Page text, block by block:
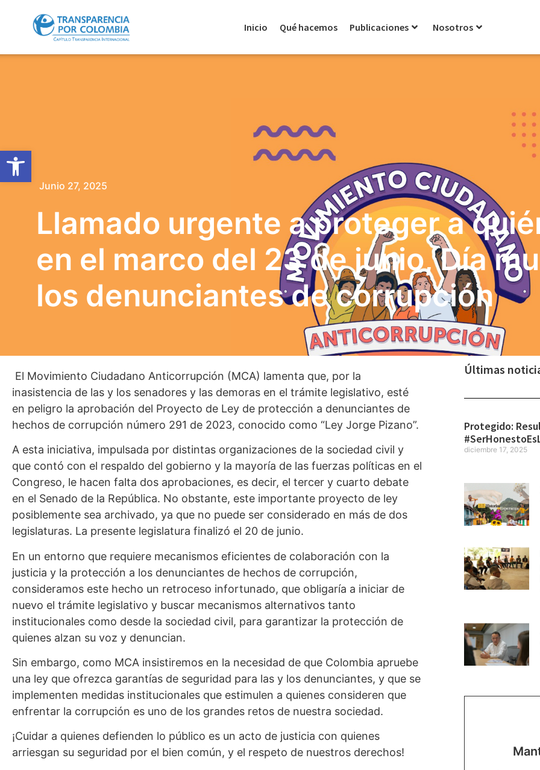
Abrir barra de herramientas
Inicio Qué hacemos Publicaciones Nosotros
Junio 27, 2025
Llamado urgente a proteger a
en el marco del 23 de junio, Día
los denunciantes de corrupción
El Movimiento Ciudadano Anticorrupción (MCA) lamenta que, por la
inasistencia de las y los senadores y las demoras en el trámite legislativo, esté
en peligro la aprobación del Proyecto de Ley de protección a denunciantes de
hechos de corrupción número 291 de 2023, conocido como “Ley Jorge Pizano”.
A esta iniciativa, impulsada por distintas organizaciones de la sociedad civil y
que contó con el respaldo del gobierno y la mayoría de las fuerzas políticas en el
Congreso, le hacen falta dos aprobaciones, es decir, el tercer y cuarto debate
en el Senado de la República. No obstante, este importante proyecto de ley
posiblemente sea archivado, ya que no puede ser considerado en más de dos
legislaturas. La presente legislatura finalizó el 20 de junio.
En un entorno que requiere mecanismos eficientes de colaboración con la
justicia y la protección a los denunciantes de hechos de corrupción,
consideramos este hecho un retroceso infortunado, que obligaría a iniciar de
nuevo el trámite legislativo y buscar mecanismos alternativos tanto
institucionales como desde la sociedad civil, para garantizar la protección de
quienes alzan su voz y denuncian.
Sin embargo, como MCA insistiremos en la necesidad de que Colombia apruebe
una ley que ofrezca garantías de seguridad para las y los denunciantes, y que se
implementen medidas institucionales que estimulen a quienes consideren que
enfrentar la corrupción es uno de los grandes retos de nuestra sociedad.
¡Cuidar a quienes defienden lo público es un acto de justicia con quienes
arriesgan su seguridad por el bien común, y el respeto de nuestros derechos!
Últimas
Protegido:
diciembre 17, 2025